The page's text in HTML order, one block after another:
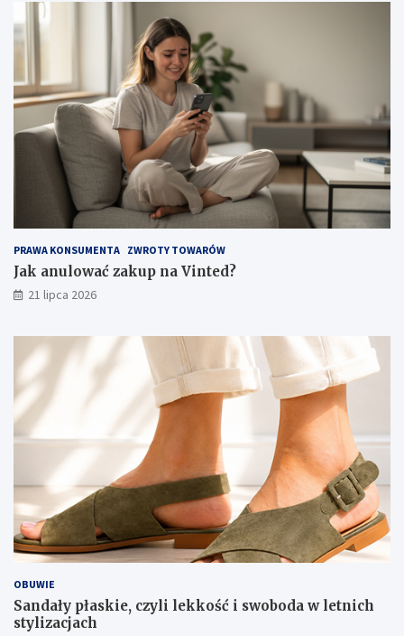
PRAWA KONSUMENTA ZWROTY TOWARÓW
Jak anulować zakup na Vinted?
21 lipca 2026
OBUWIE
Sandały płaskie, czyli lekkość i swoboda w letnich
stylizacjach